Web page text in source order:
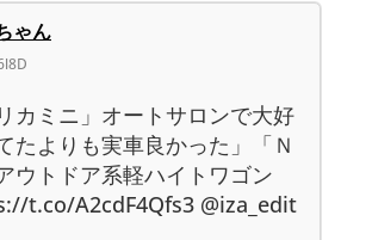
ゃん
カミニ」オートサロンで大好
たよりも実車良かった」「Ｎ
ウトドア系軽ハイトワゴン
t.co/A2cdF4Qfs3 @iza_edit